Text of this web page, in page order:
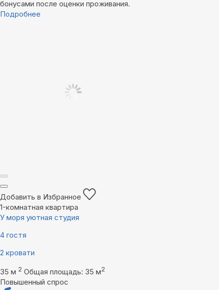
бонусами после оценки проживания.
Подробнее
Добавить в Избранное
1-комнатная квартира
У моря уютная студия
4 гостя
2 кровати
35 м 2 Общая площадь: 35 м2
Повышенный спрос